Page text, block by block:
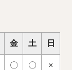
金 土 日
〇 〇 ×